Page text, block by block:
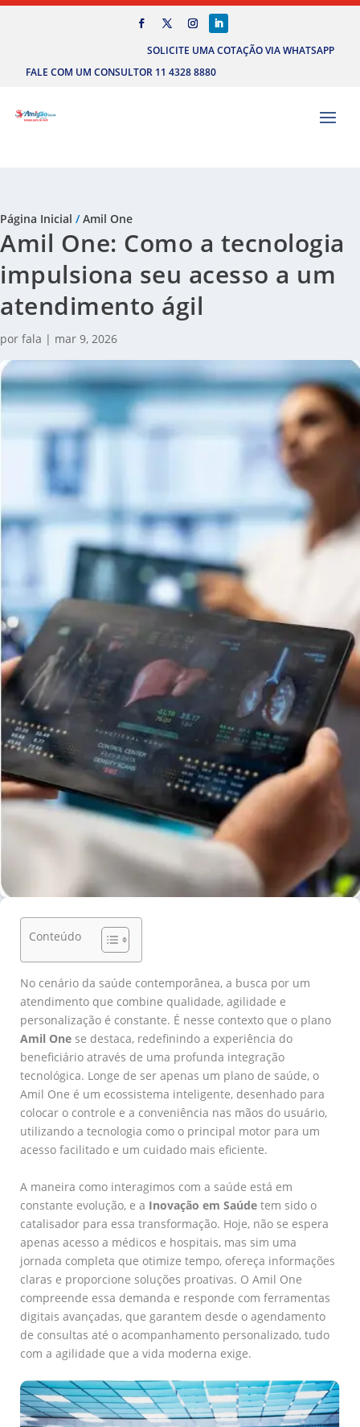
SOLICITE UMA COTAÇÃO VIA WHATSAPP
FALE COM UM CONSULTOR 11 4328 8880
Página Inicial /Amil One
Amil One: Como a tecnologia
impulsiona seu acesso a um
atendimento ágil
por fala | mar 9, 2026
Conteúdo
No cenário da saúde contemporânea, a busca por um
atendimento que combine qualidade, agilidade e
personalização é constante. É nesse contexto que o plano
Amil One se destaca, redefinindo a experiência do
beneficiário através de uma profunda integração
tecnológica. Longe de ser apenas um plano de saúde, o
Amil One é um ecossistema inteligente, desenhado para
colocar o controle e a conveniência nas mãos do usuário,
utilizando a tecnologia como o principal motor para um
acesso facilitado e um cuidado mais eficiente.
A maneira como interagimos com a saúde está em
constante evolução, e a Inovação em Saúde tem sido o
catalisador para essa transformação. Hoje, não se espera
apenas acesso a médicos e hospitais, mas sim uma
jornada completa que otimize tempo, ofereça informações
claras e proporcione soluções proativas. O Amil One
compreende essa demanda e responde com ferramentas
digitais avançadas, que garantem desde o agendamento
de consultas até o acompanhamento personalizado, tudo
com a agilidade que a vida moderna exige.